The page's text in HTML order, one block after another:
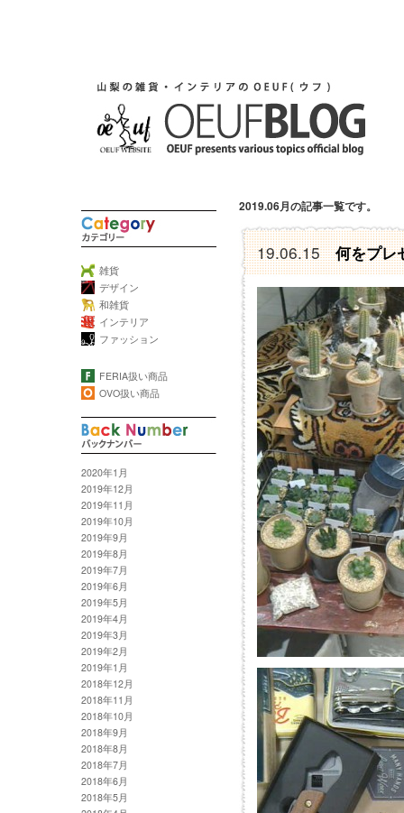
雑貨
デザイン
和雑貨
インテリア
ファッション
FERIA扱い商品
OVO扱い商品
2020年1月
2019年12月
2019年11月
2019年10月
2019年9月
2019年8月
2019年7月
2019年6月
2019年5月
2019年4月
2019年3月
2019年2月
2019年1月
2018年12月
2018年11月
2018年10月
2018年9月
2018年8月
2018年7月
2018年6月
2018年5月
2019.06月の記事一覧です。
19.06.15何をプレ